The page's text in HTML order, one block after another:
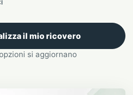
il mio ricovero
si aggiornano